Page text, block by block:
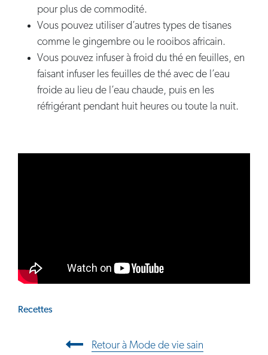
pour plus de commodité.
Vous pouvez utiliser d’autres types de tisanes
comme le gingembre ou le rooibos africain.
Vous pouvez infuser à froid du thé en feuilles, en
faisant infuser les feuilles de thé avec de l’eau
froide au lieu de l’eau chaude, puis en les
réfrigérant pendant huit heures ou toute la nuit.
Recettes
Navigation entre les articles
Retour à Mode de vie sain